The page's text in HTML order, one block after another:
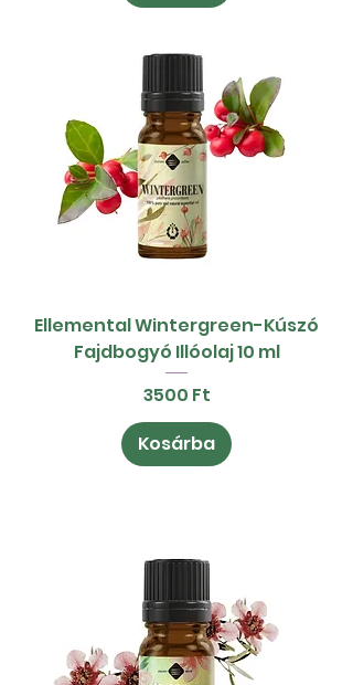
Ellemental Wintergreen-Kúszó
Fajdbogyó Illóolaj 10 ml
Ár
3500 Ft
Kosárba